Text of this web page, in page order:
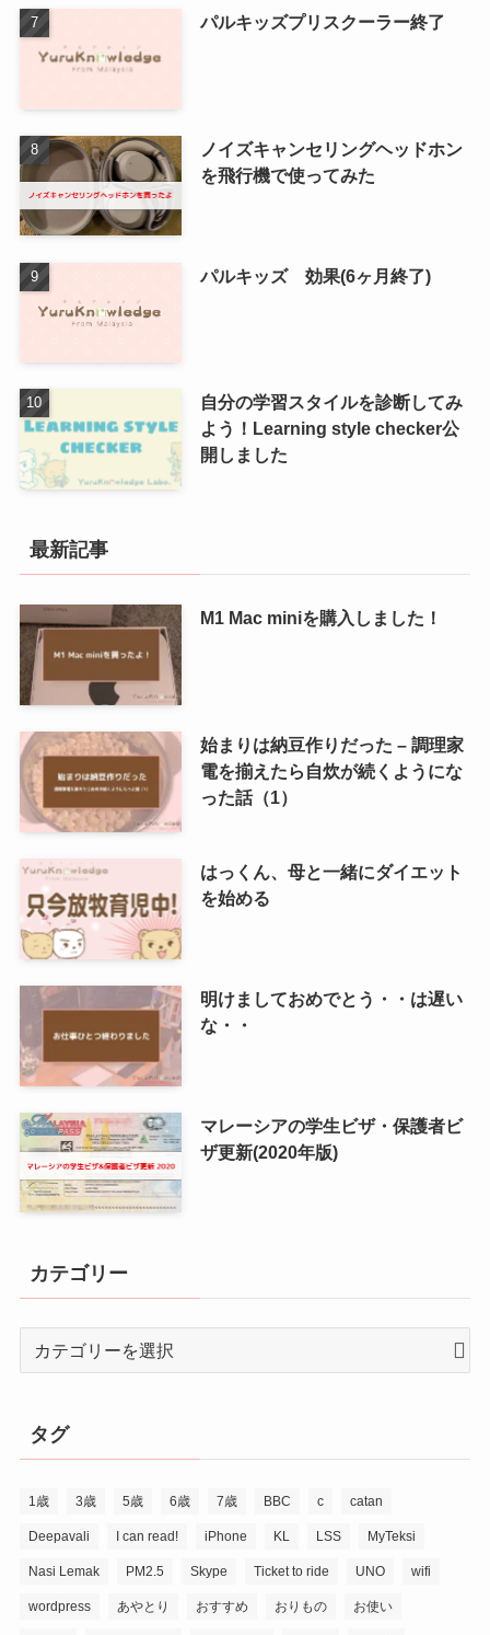
パルキッズプリスクーラー終了
ノイズキャンセリングヘッドホン
を飛行機で使ってみた
パルキッズ 効果(6ヶ月終了)
自分の学習スタイルを診断してみ
よう！Learning style checker公
開しました
最新記事
M1 Mac miniを購入しました！
始まりは納豆作りだった – 調理家
電を揃えたら自炊が続くようにな
った話（1）
はっくん、母と一緒にダイエット
を始める
明けましておめでとう・・は遅い
な・・
マレーシアの学生ビザ・保護者ビ
ザ更新(2020年版)
カテゴリー
タグ
1歳 3歳 5歳 6歳 7歳 BBC c catan
Deepavali I can read! iPhone KL LSS MyTeksi
Nasi Lemak PM2.5 Skype Ticket to ride UNO wifi
wordpress あやとり おすすめ おりもの お使い